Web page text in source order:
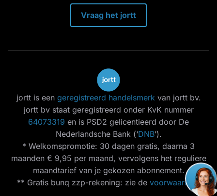
Vraag het jortt
jortt is een geregistreerd handelsmerkvan jortt bv.
jortt bv staat geregistreerd onder KvK nummer
64073319 en is PSD2 gelicentieerd door De
Nederlandsche Bank (‘DNB’).
* Welkomspromotie: 30 dagen gratis, daarna 3
maanden € 9,95 per maand, vervolgens het reguliere
maandtarief van je gekozen abonnement.
** Gratis bunq zzp-rekening: zie de voorwaarden.